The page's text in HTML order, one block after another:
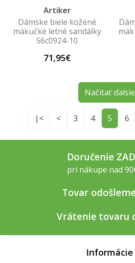
Artiker
Dámske biele kožené
mäkučké letné sandálky
56c0924-10
71,95€
Načítať ďalsie
|< < 3 4 5 6
Doručenie
pri nákupe nad
Tovar
Vrátenie tovaru
Informácie